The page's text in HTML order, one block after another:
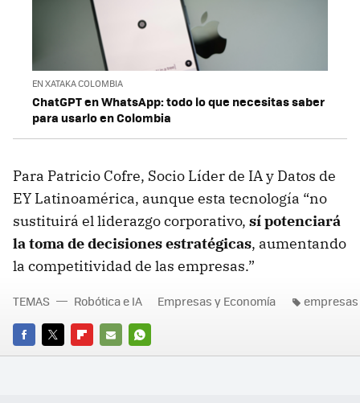
EN XATAKA COLOMBIA
ChatGPT en WhatsApp: todo lo que necesitas saber
para usarlo en Colombia
Para Patricio Cofre, Socio Líder de IA y Datos de
EY Latinoamérica, aunque esta tecnología “no
sustituirá el liderazgo corporativo, sí potenciará
la toma de decisiones estratégicas, aumentando
la competitividad de las empresas.”
FACEBOOK
TWITTERFLIPBOARD
E-
WHATSAPP
TEMAS Robótica e IA Empresas y Economía empresas